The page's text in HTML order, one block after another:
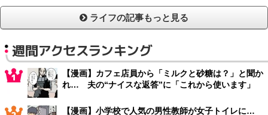
週間アクセスランキング
【漫画】カフェ店員から「ミルクと砂糖は？」と聞か
れ… 夫の“ナイスな返答”に「これから使います」
個室の隙間から見えた“恐ろしいモノ”に「許せない」